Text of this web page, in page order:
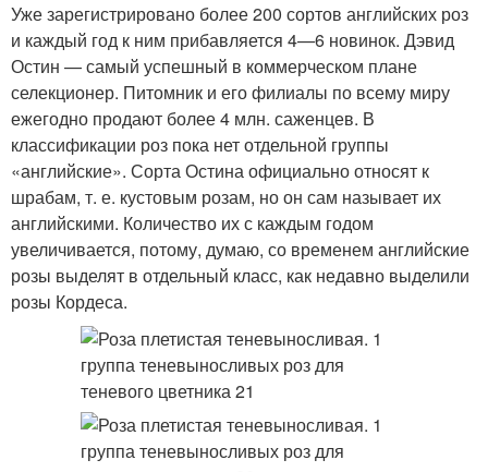
Уже зарегистрировано более 200 сортов английских роз
и каждый год к ним прибавляется 4—6 новинок. Дэвид
Остин — самый успешный в коммерческом плане
селекционер. Питомник и его филиалы по всему миру
ежегодно продают более 4 млн. саженцев. В
классификации роз пока нет отдельной группы
«английские». Сорта Остина официально относят к
шрабам, т. е. кустовым розам, но он сам называет их
английскими. Количество их с каждым годом
увеличивается, потому, думаю, со временем английские
розы выделят в отдельный класс, как недавно выделили
розы Кордеса.